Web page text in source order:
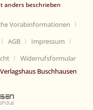
anders beschrieben
Vorabinformationen
AGB
Impressum
Widerrufsformular
Buschhausen